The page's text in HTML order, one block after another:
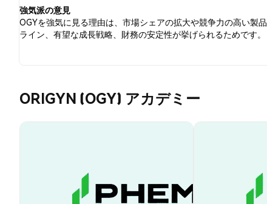
強気派の意見
OGYを強気に見る理由は、市場シェアの拡大や競争力の高い製品
ライン、有望な成長戦略、財務の安定性が挙げられるためです。
ORIGYN (OGY) アカデミー